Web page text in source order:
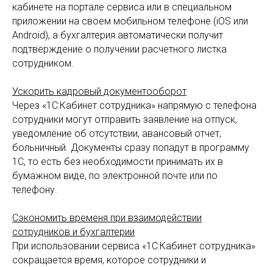
кабинете на портале сервиса или в специальном
приложении на своем мобильном телефоне (iOS или
Android), а бухгалтерия автоматически получит
подтверждение о получении расчетного листка
сотрудником.
Ускорить кадровый документооборот
Через «1С:Кабинет сотрудника» напрямую с телефона
сотрудники могут отправить заявление на отпуск,
уведомление об отсутствии, авансовый отчет,
больничный. Документы сразу попадут в программу
1С, то есть без необходимости принимать их в
бумажном виде, по электронной почте или по
телефону.
Сэкономить временя при взаимодействии
сотрудников и бухгалтерии
При использовании сервиса «1С:Кабинет сотрудника»
сокращается время, которое сотрудники и